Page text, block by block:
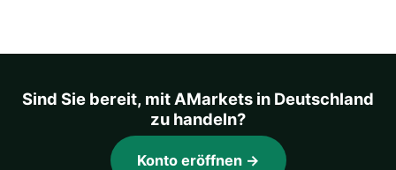
Sind Sie bereit, mit AMarkets in Deutschland
zu handeln?
Konto eröffnen →